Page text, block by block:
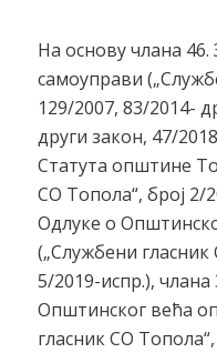
На основу члана 46.
самоуправи
129/2007, 83/2014-
други закон, 47/
Статута општине
СО Топола“, број 2/
Одлуке о
(„Службени
5/2019-испр.),
Општинског већа
гласник СО